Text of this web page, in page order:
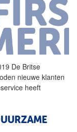
De Britse
nieuwe klanten
heeft